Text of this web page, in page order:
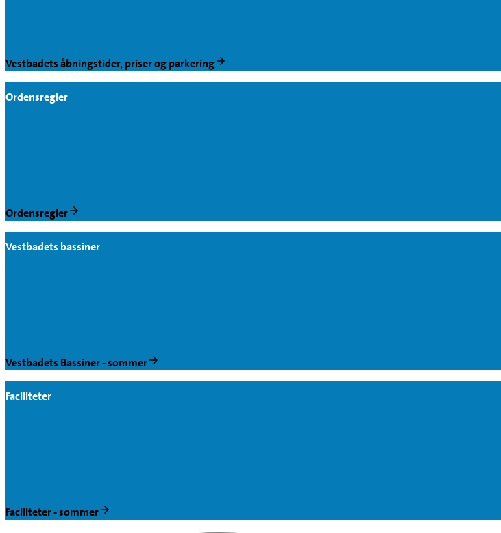
Vestbadets åbningstider, priser og parkering
Ordensregler
Ordensregler
Vestbadets bassiner
Vestbadets Bassiner - sommer
Faciliteter
Faciliteter - sommer